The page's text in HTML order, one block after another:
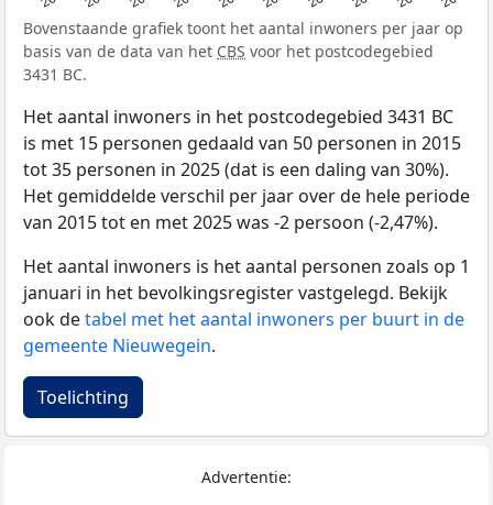
Bovenstaande grafiek toont het aantal inwoners per jaar op
basis van de data van het CBS voor het postcodegebied
3431 BC.
Het aantal inwoners in het postcodegebied 3431 BC
is met 15 personen gedaald van 50 personen in 2015
tot 35 personen in 2025 (dat is een daling van 30%).
Het gemiddelde verschil per jaar over de hele periode
van 2015 tot en met 2025 was -2 persoon (-2,47%).
Het aantal inwoners is het aantal personen zoals op 1
januari in het bevolkingsregister vastgelegd. Bekijk
ook detabel met het aantal inwoners per buurt in de
gemeente Nieuwegein.
Toelichting
Advertentie: